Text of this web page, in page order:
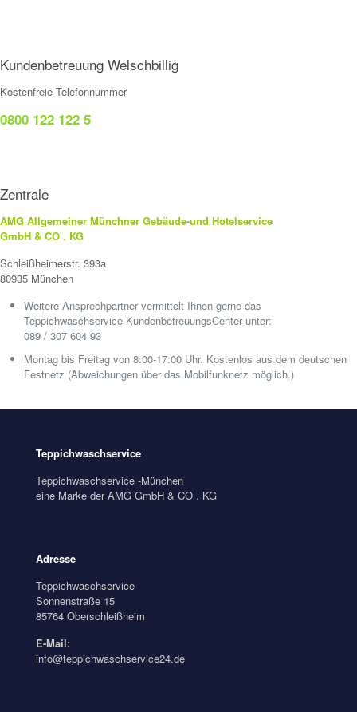
Kundenbetreuung Welschbillig
Kostenfreie Telefonnummer
0800 122 122 5
Zentrale
AMG Allgemeiner Münchner Gebäude-und Hotelservice
GmbH & CO . KG
Schleißheimerstr. 393a
80935 München
Weitere Ansprechpartner vermittelt Ihnen gerne das
Teppichwaschservice KundenbetreuungsCenter unter:
089 / 307 604 93
Montag bis Freitag von 8:00-17:00 Uhr. Kostenlos aus dem deutschen
Festnetz (Abweichungen über das Mobilfunknetz möglich.)
Teppichwaschservice
Teppichwaschservice -München
eine Marke der AMG GmbH & CO . KG
Adresse
Teppichwaschservice
Sonnenstraße 15
85764 Oberschleißheim
E-Mail:
info@teppichwaschservice24.de